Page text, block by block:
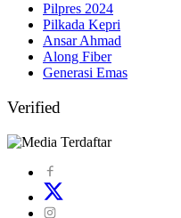
Pilpres 2024
Pilkada Kepri
Ansar Ahmad
Along Fiber
Generasi Emas
Verified